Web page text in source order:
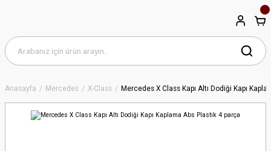
Anasayfa Mercedes X-Class Mercedes X Class Kapı Altı Dodiği Kapı